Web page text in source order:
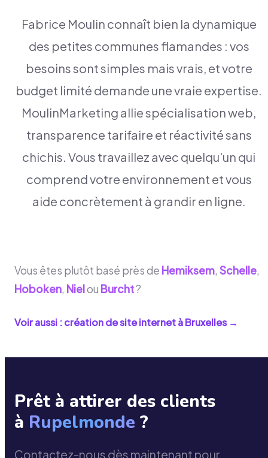
Fabrice Moulin connaît bien la dynamique
des petites communes flamandes : vos
besoins sont simples mais vrais, et votre
budget limité demande une vraie expertise.
MoulinMarketing allie spécialisation web,
transparence tarifaire et réactivité sans
chichis. Vous travaillez avec quelqu'un qui
comprend votre environnement et vous
aide concrètement à grandir en ligne.
Vous êtes plutôt basé près de Hemiksem, Schelle,
Hoboken, Nielou Burcht?
Voir aussi : création de site internet àBruxelles→
Prêt à attirer des clients
à Rupelmonde ?
Contactez-nous dès maintenant pour